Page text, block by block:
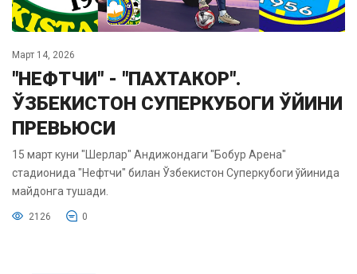
Март 14, 2026
"НЕФТЧИ" - "ПАХТАКОР".
ЎЗБЕКИСТОН СУПЕРКУБОГИ ЎЙИНИ
ПРЕВЬЮСИ
15 март куни "Шерлар" Андижондаги "Бобур Арена"
стадионида "Нефтчи" билан Ўзбекистон Суперкубоги ўйинида
майдонга тушади.
2126 0